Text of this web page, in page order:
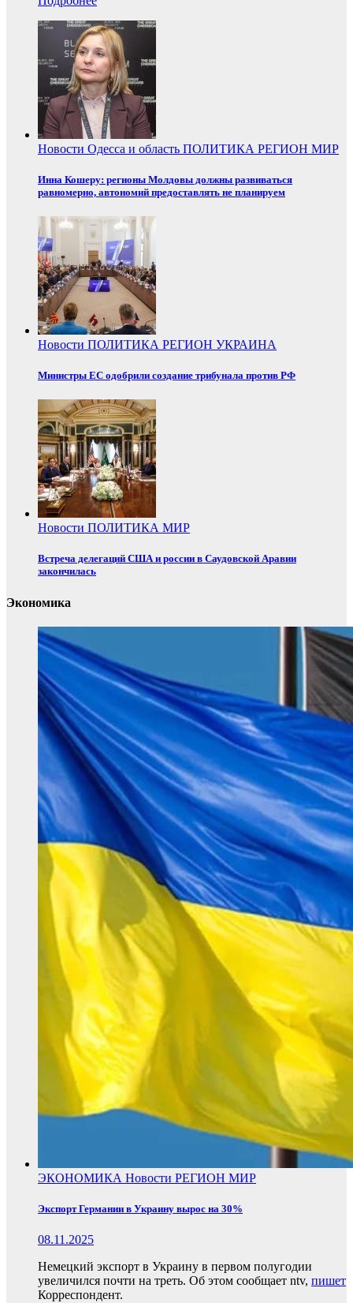
Новости Одесса и область ПОЛИТИКА РЕГИОН МИР
Инна Кошеру: регионы Молдовы должны развиваться
равномерно, автономий предоставлять не планируем
Новости ПОЛИТИКА РЕГИОН УКРАИНА
Министры ЕС одобрили создание трибунала против РФ
Новости ПОЛИТИКА МИР
Встреча делегаций США и россии в Саудовской Аравии
закончилась
Экономика
ЭКОНОМИКА Новости РЕГИОН МИР
Экспорт Германии в Украину вырос на 30%
08.11.2025
Немецкий экспорт в Украину в первом полугодии
увеличился почти на треть. Об этом сообщает ntv, пишет
Корреспондент.